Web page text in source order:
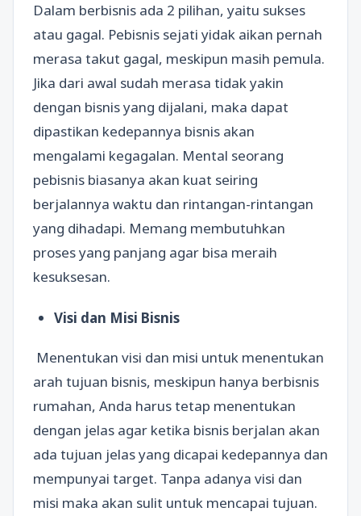
Dalam berbisnis ada 2 pilihan, yaitu sukses
atau gagal. Pebisnis sejati yidak aikan pernah
merasa takut gagal, meskipun masih pemula.
Jika dari awal sudah merasa tidak yakin
dengan bisnis yang dijalani, maka dapat
dipastikan kedepannya bisnis akan
mengalami kegagalan. Mental seorang
pebisnis biasanya akan kuat seiring
berjalannya waktu dan rintangan-rintangan
yang dihadapi. Memang membutuhkan
proses yang panjang agar bisa meraih
kesuksesan.
Visi dan Misi Bisnis
Menentukan visi dan misi untuk menentukan
arah tujuan bisnis, meskipun hanya berbisnis
rumahan, Anda harus tetap menentukan
dengan jelas agar ketika bisnis berjalan akan
ada tujuan jelas yang dicapai kedepannya dan
mempunyai target. Tanpa adanya visi dan
misi maka akan sulit untuk mencapai tujuan.